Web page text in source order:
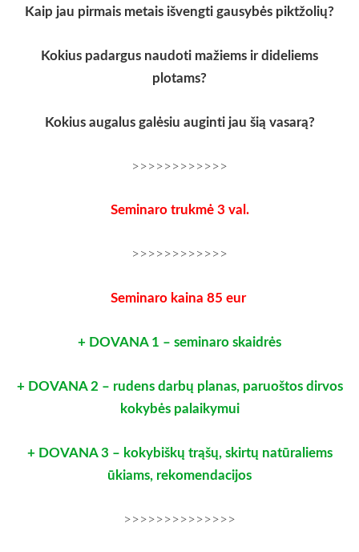
Kaip jau pirmais metais išvengti gausybės piktžolių?
Kokius padargus naudoti mažiems ir dideliems
plotams?
Kokius augalus galėsiu auginti jau šią vasarą?
>>>>>>>>>>>>
Seminaro trukmė 3 val.
>>>>>>>>>>>>
Seminaro kaina 85 eur
+ DOVANA 1 – seminaro skaidrės
+ DOVANA 2 – rudens darbų planas, paruoštos dirvos
kokybės palaikymui
+ DOVANA 3 – kokybiškų trąšų, skirtų natūraliems
ūkiams, rekomendacijos
>>>>>>>>>>>>>>